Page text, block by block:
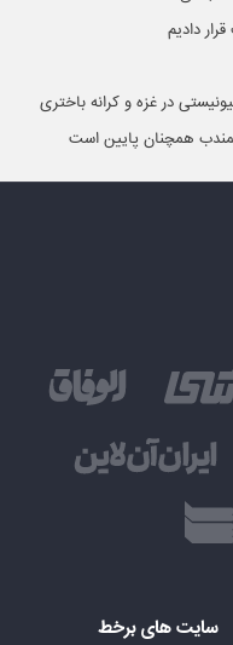
دادیم
همچنان پایین است
سایت های برخط